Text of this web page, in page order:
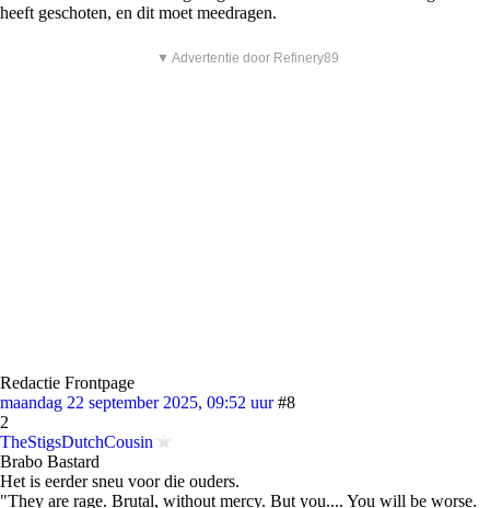
heeft geschoten, en dit moet meedragen.
▼ Advertentie door Refinery89
Redactie Frontpage
maandag 22 september 2025, 09:52 uur #8
2
TheStigsDutchCousin
Brabo Bastard
Het is eerder sneu voor die ouders.
"They are rage. Brutal, without mercy. But you.... You will be worse.